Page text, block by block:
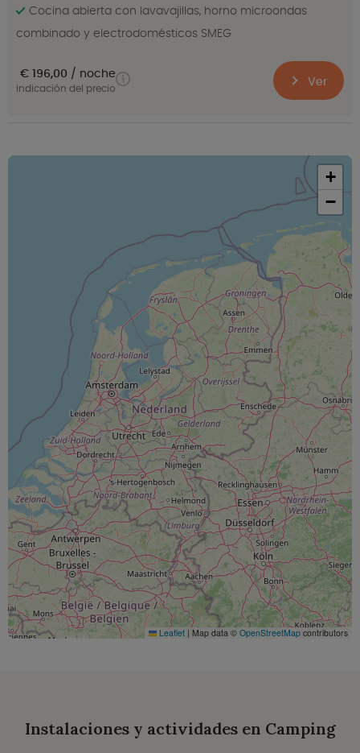
Cocina abierta con lavavajillas, horno microondas
combinado y electrodomésticos SMEG
€ 196,00 noche
indicación del precio Ver
+
−
Leaflet | Map data © OpenStreetMap contributors
Instalaciones y actividades en Camping